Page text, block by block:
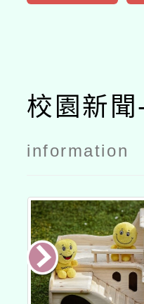
校園新
information